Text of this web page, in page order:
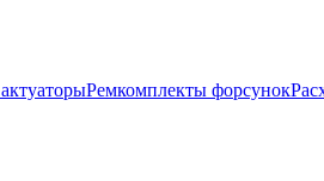
Ремкомплекты форсунок